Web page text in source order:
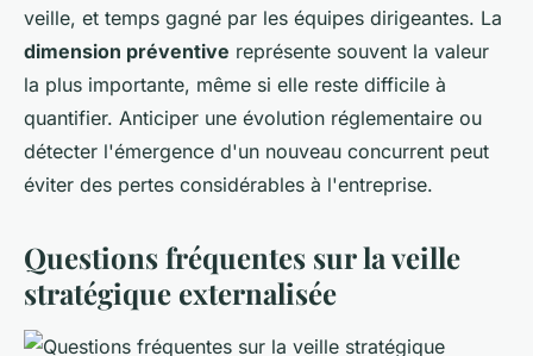
veille, et temps gagné par les équipes dirigeantes. La
dimension préventive représente souvent la valeur
la plus importante, même si elle reste difficile à
quantifier. Anticiper une évolution réglementaire ou
détecter l'émergence d'un nouveau concurrent peut
éviter des pertes considérables à l'entreprise.
Questions fréquentes sur la veille
stratégique externalisée